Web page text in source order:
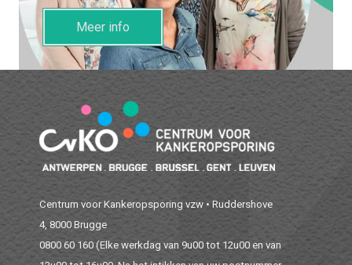
Meer info
Centrum voor Kankeropsporing vzw • Ruddershove
4, 8000 Brugge
0800 60 160 (Elke werkdag van 9u00 tot 12u00 en van